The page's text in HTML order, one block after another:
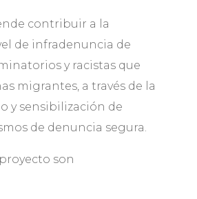
contribuir a la
de infradenuncia de
y racistas que
migrantes, a través de la
y sensibilización de
de denuncia segura.
son